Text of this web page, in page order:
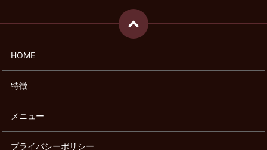
HOME
特徴
メニュー
プライバシーポリシー